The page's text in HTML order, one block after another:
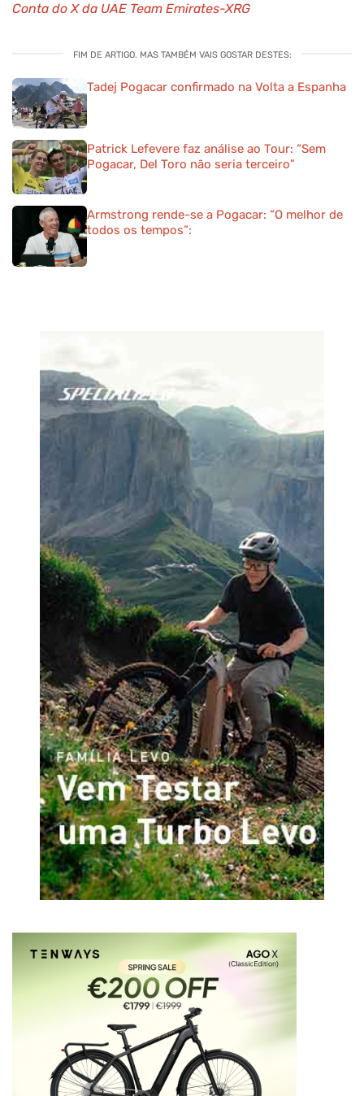
Conta do X da UAE Team Emirates-XRG
FIM DE ARTIGO. MAS TAMBÉM VAIS GOSTAR DESTES:
Tadej Pogacar confirmado na Volta a Espanha
Patrick Lefevere faz análise ao Tour: “Sem
Pogacar, Del Toro não seria terceiro”
Armstrong rende-se a Pogacar: “O melhor de
todos os tempos”: